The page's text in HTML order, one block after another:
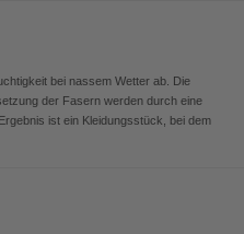
bei nassem Wetter ab. Die
der Fasern werden durch eine
ist ein Kleidungsstück, bei dem